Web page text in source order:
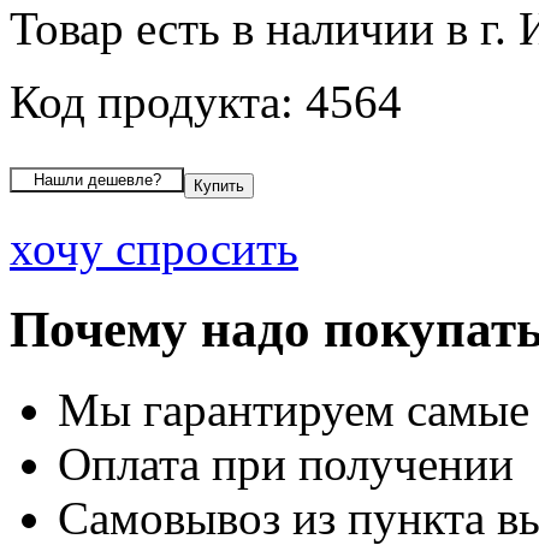
Товар есть в наличии в г.
Код продукта: 4564
хочу спросить
Почему надо
Мы гарантируем
Оплата при получении
Самовывоз из пункта